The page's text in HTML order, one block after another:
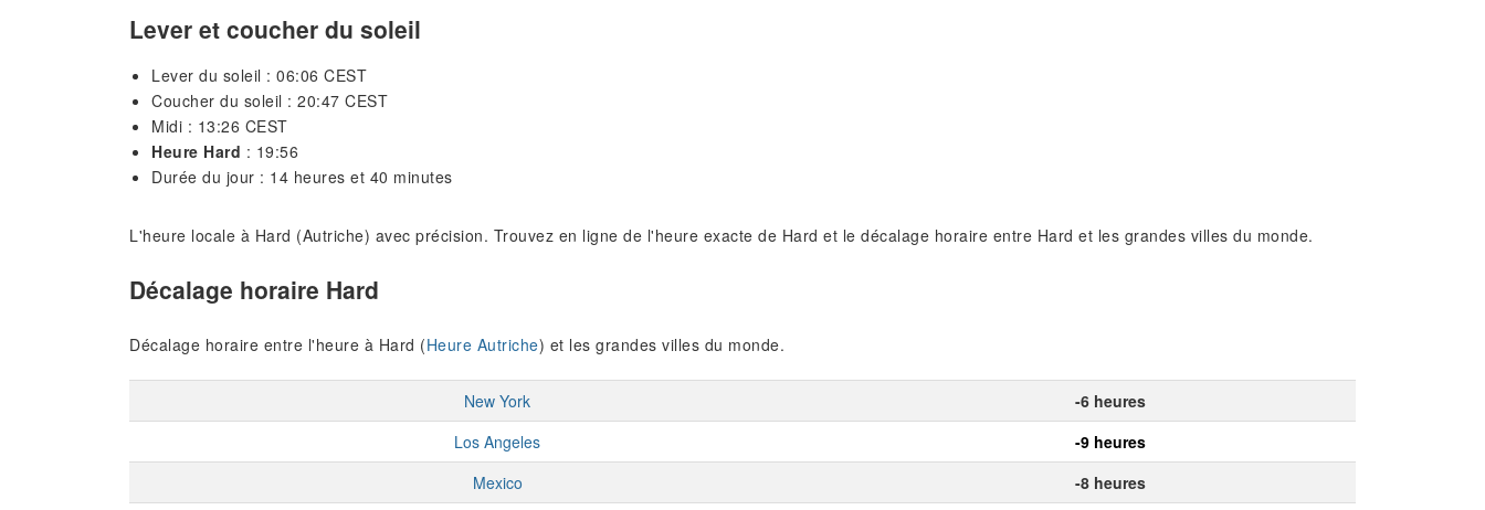
Lever et coucher du soleil
Lever du soleil : 06:06 CEST
Coucher du soleil : 20:47 CEST
Midi : 13:26 CEST
Heure Hard : 19:56
Durée du jour : 14 heures et 40 minutes
L'heure locale à Hard (Autriche) avec précision. Trouvez en ligne de l'heure exacte de Hard et le décalage horaire entre Hard et les grandes villes du monde.
Décalage horaire Hard
Décalage horaire entre l'heure à Hard (Heure Autriche) et les grandes villes du monde.
New York
-6 heures
Los Angeles
-9 heures
Mexico
-8 heures